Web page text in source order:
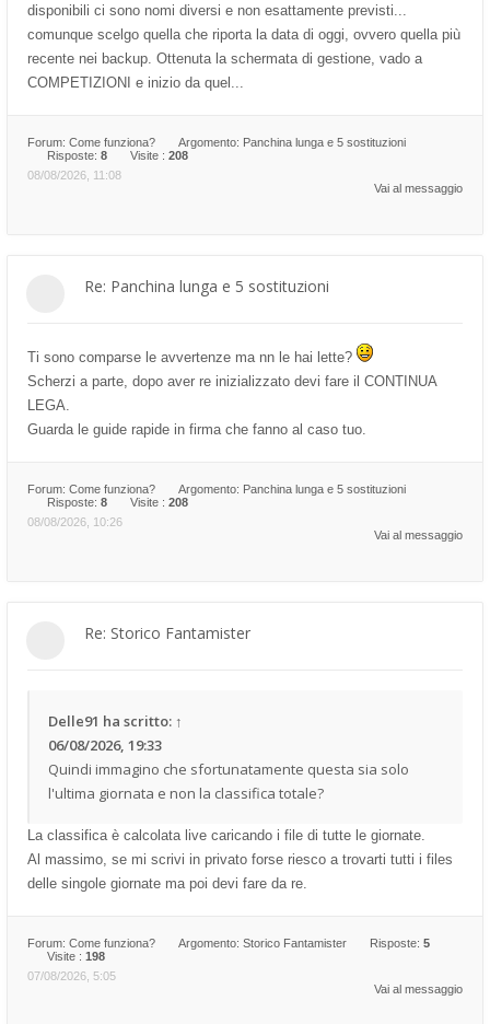
disponibili ci sono nomi diversi e non esattamente previsti...
comunque scelgo quella che riporta la data di oggi, ovvero quella più
recente nei backup. Ottenuta la schermata di gestione, vado a
COMPETIZIONI e inizio da quel...
Forum: Come funziona? Argomento: Panchina lunga e 5 sostituzioni
Risposte: 8 Visite : 208
08/08/2026, 11:08
Vai al messaggio
Re: Panchina lunga e 5 sostituzioni
Ti sono comparse le avvertenze ma nn le hai lette?
Scherzi a parte, dopo aver re inizializzato devi fare il CONTINUA
LEGA.
Guarda le guide rapide in firma che fanno al caso tuo.
Forum: Come funziona? Argomento: Panchina lunga e 5 sostituzioni
Risposte: 8 Visite : 208
08/08/2026, 10:26
Vai al messaggio
Re: Storico Fantamister
Delle91 ha scritto: ↑
06/08/2026, 19:33
Quindi immagino che sfortunatamente questa sia solo
l'ultima giornata e non la classifica totale?
La classifica è calcolata live caricando i file di tutte le giornate.
Al massimo, se mi scrivi in privato forse riesco a trovarti tutti i files
delle singole giornate ma poi devi fare da re.
Forum: Come funziona? Argomento: Storico Fantamister Risposte: 5
Visite : 198
07/08/2026, 5:05
Vai al messaggio